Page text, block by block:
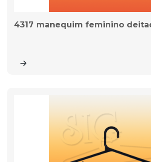
4317 manequim feminino